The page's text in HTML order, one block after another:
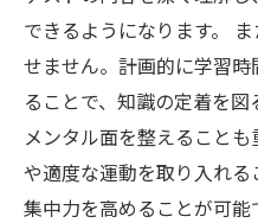
できるようになります。
せません。計画的に学習
ることで、知識の定着を図
メンタル面を整えること
や適度な運動を取り入れる
集中力を高めることが可